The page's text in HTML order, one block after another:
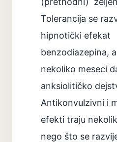
Tolerancija se
hipnotički efekat
benzodiazepina,
nekoliko meseci
anksiolitičko
Antikonvulzivni i
efekti traju
nego što se